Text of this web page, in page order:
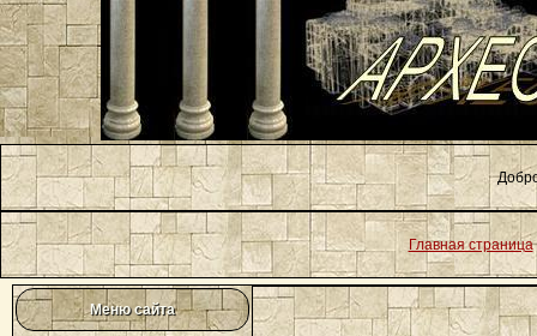
Главная страница
Меню сайта